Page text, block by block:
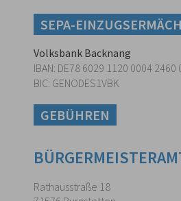
SEPA-
Volksbank Backnang
IBAN: DE78 6029 1120 0004 2460
BIC: GENODES1VBK
GEBÜHREN
Rathausstraße 18